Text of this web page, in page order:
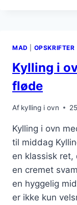
MAD OPSKRIFTER
Kylling i
fløde
Af kylling i ovn
Kylling i ovn
til middag
en klassisk ret,
en cremet
en hyggelig
er ikke kun